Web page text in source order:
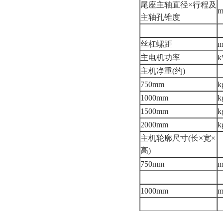
尾座主轴直径×行程及
主轴孔锥度
丝杠螺距
主电机功率
主机净重(约)
750mm
1000mm
1500mm
2000mm
主机轮廓尺寸(长×宽×
高)
750mm
1000mm